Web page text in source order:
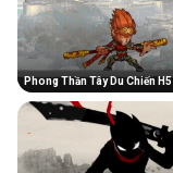
Phong Thần Tây Du Chiến H5